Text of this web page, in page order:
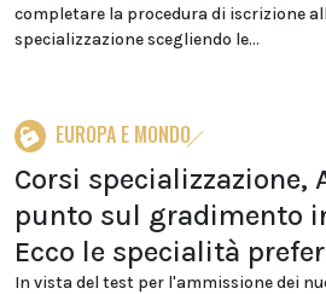
completare la procedura di iscrizione
specializzazione scegliendo le...
EUROPA E MONDO
Corsi specializzazione,
punto sul gradimento
Ecco le specialità
In vista del test per l'ammissione dei